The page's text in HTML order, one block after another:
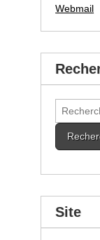
Webmail
Site